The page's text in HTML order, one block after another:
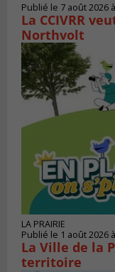
Publié le 7 août 2026
La CCIVRR
Northvolt
LA PRAIRIE
Publié le 1 août 2026
La Ville de la
territoire